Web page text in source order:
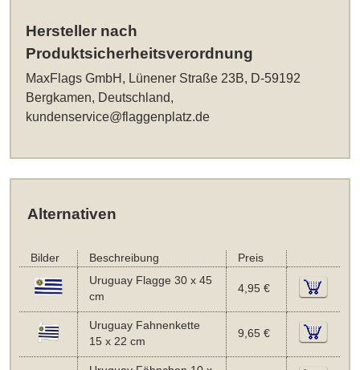
Hersteller nach
Produktsicherheitsverordnung
MaxFlags GmbH, Lünener Straße 23B, D-59192
Bergkamen, Deutschland,
kundenservice@flaggenplatz.de
Alternativen
Bilder Beschreibung
Preis
Uruguay Flagge 30 x 45
cm
4,95 €
Uruguay Fahnenkette
15 x 22 cm
9,65 €